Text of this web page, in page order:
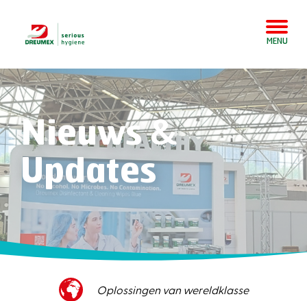
MENU
Nieuws &
Updates
Oplossingen van wereldklasse